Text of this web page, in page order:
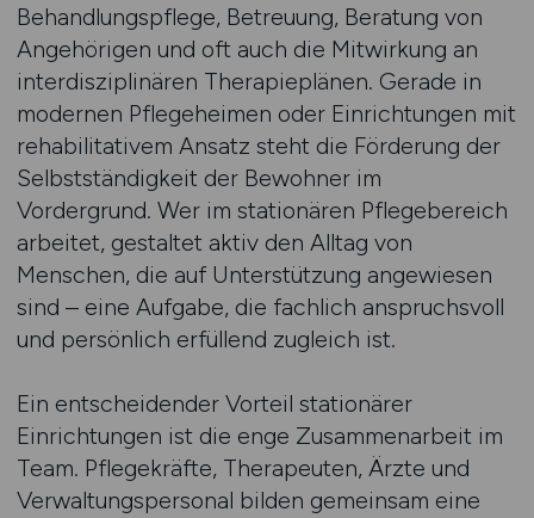
Behandlungspflege, Betreuung, Beratung von
Angehörigen und oft auch die Mitwirkung an
interdisziplinären Therapieplänen. Gerade in
modernen Pflegeheimen oder Einrichtungen mit
rehabilitativem Ansatz steht die Förderung der
Selbstständigkeit der Bewohner im
Vordergrund. Wer im stationären Pflegebereich
arbeitet, gestaltet aktiv den Alltag von
Menschen, die auf Unterstützung angewiesen
sind – eine Aufgabe, die fachlich anspruchsvoll
und persönlich erfüllend zugleich ist.
Ein entscheidender Vorteil stationärer
Einrichtungen ist die enge Zusammenarbeit im
Team. Pflegekräfte, Therapeuten, Ärzte und
Verwaltungspersonal bilden gemeinsam eine